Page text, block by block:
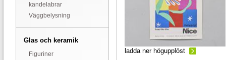
kandelabrar
Väggbelysning
Glas och keramik
Figuriner
ladda ner högupplöst